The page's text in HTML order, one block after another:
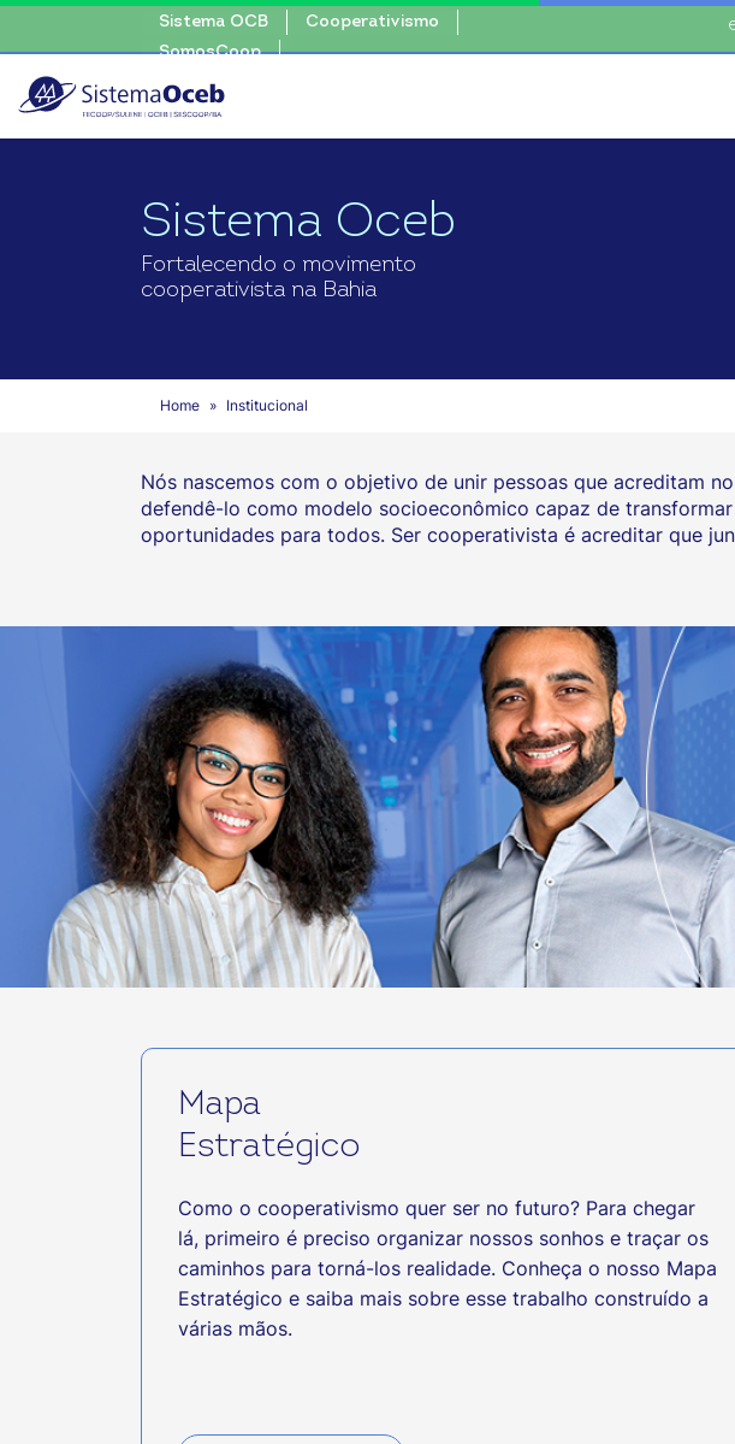
Sistema OCB
Cooperativismo
SomosCoop
escolha
Sistema Oceb
Fortalecendo o movimento
cooperativista na Bahia
Home Institucional
Nós nascemos com o objetivo de unir pessoas que acreditam
defendê-lo como modelo socioeconômico capaz de
oportunidades para todos. Ser cooperativista é acreditar que
Mapa
Estratégico
Como o cooperativismo quer ser no futuro? Para chegar
lá, primeiro é preciso organizar nossos sonhos e traçar os
caminhos para torná-los realidade. Conheça o nosso Mapa
Estratégico e saiba mais sobre esse trabalho construído a
várias mãos.